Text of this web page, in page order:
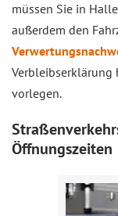
müssen Sie in
außerdem den
Verbleibserklärung
vorlegen.
Öffnungszeiten